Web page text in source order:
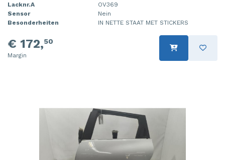
Lacknr.A
OV369
Sensor
Nein
Besonderheiten
IN NETTE STAAT MET STICKERS
€ 172,50
Margin